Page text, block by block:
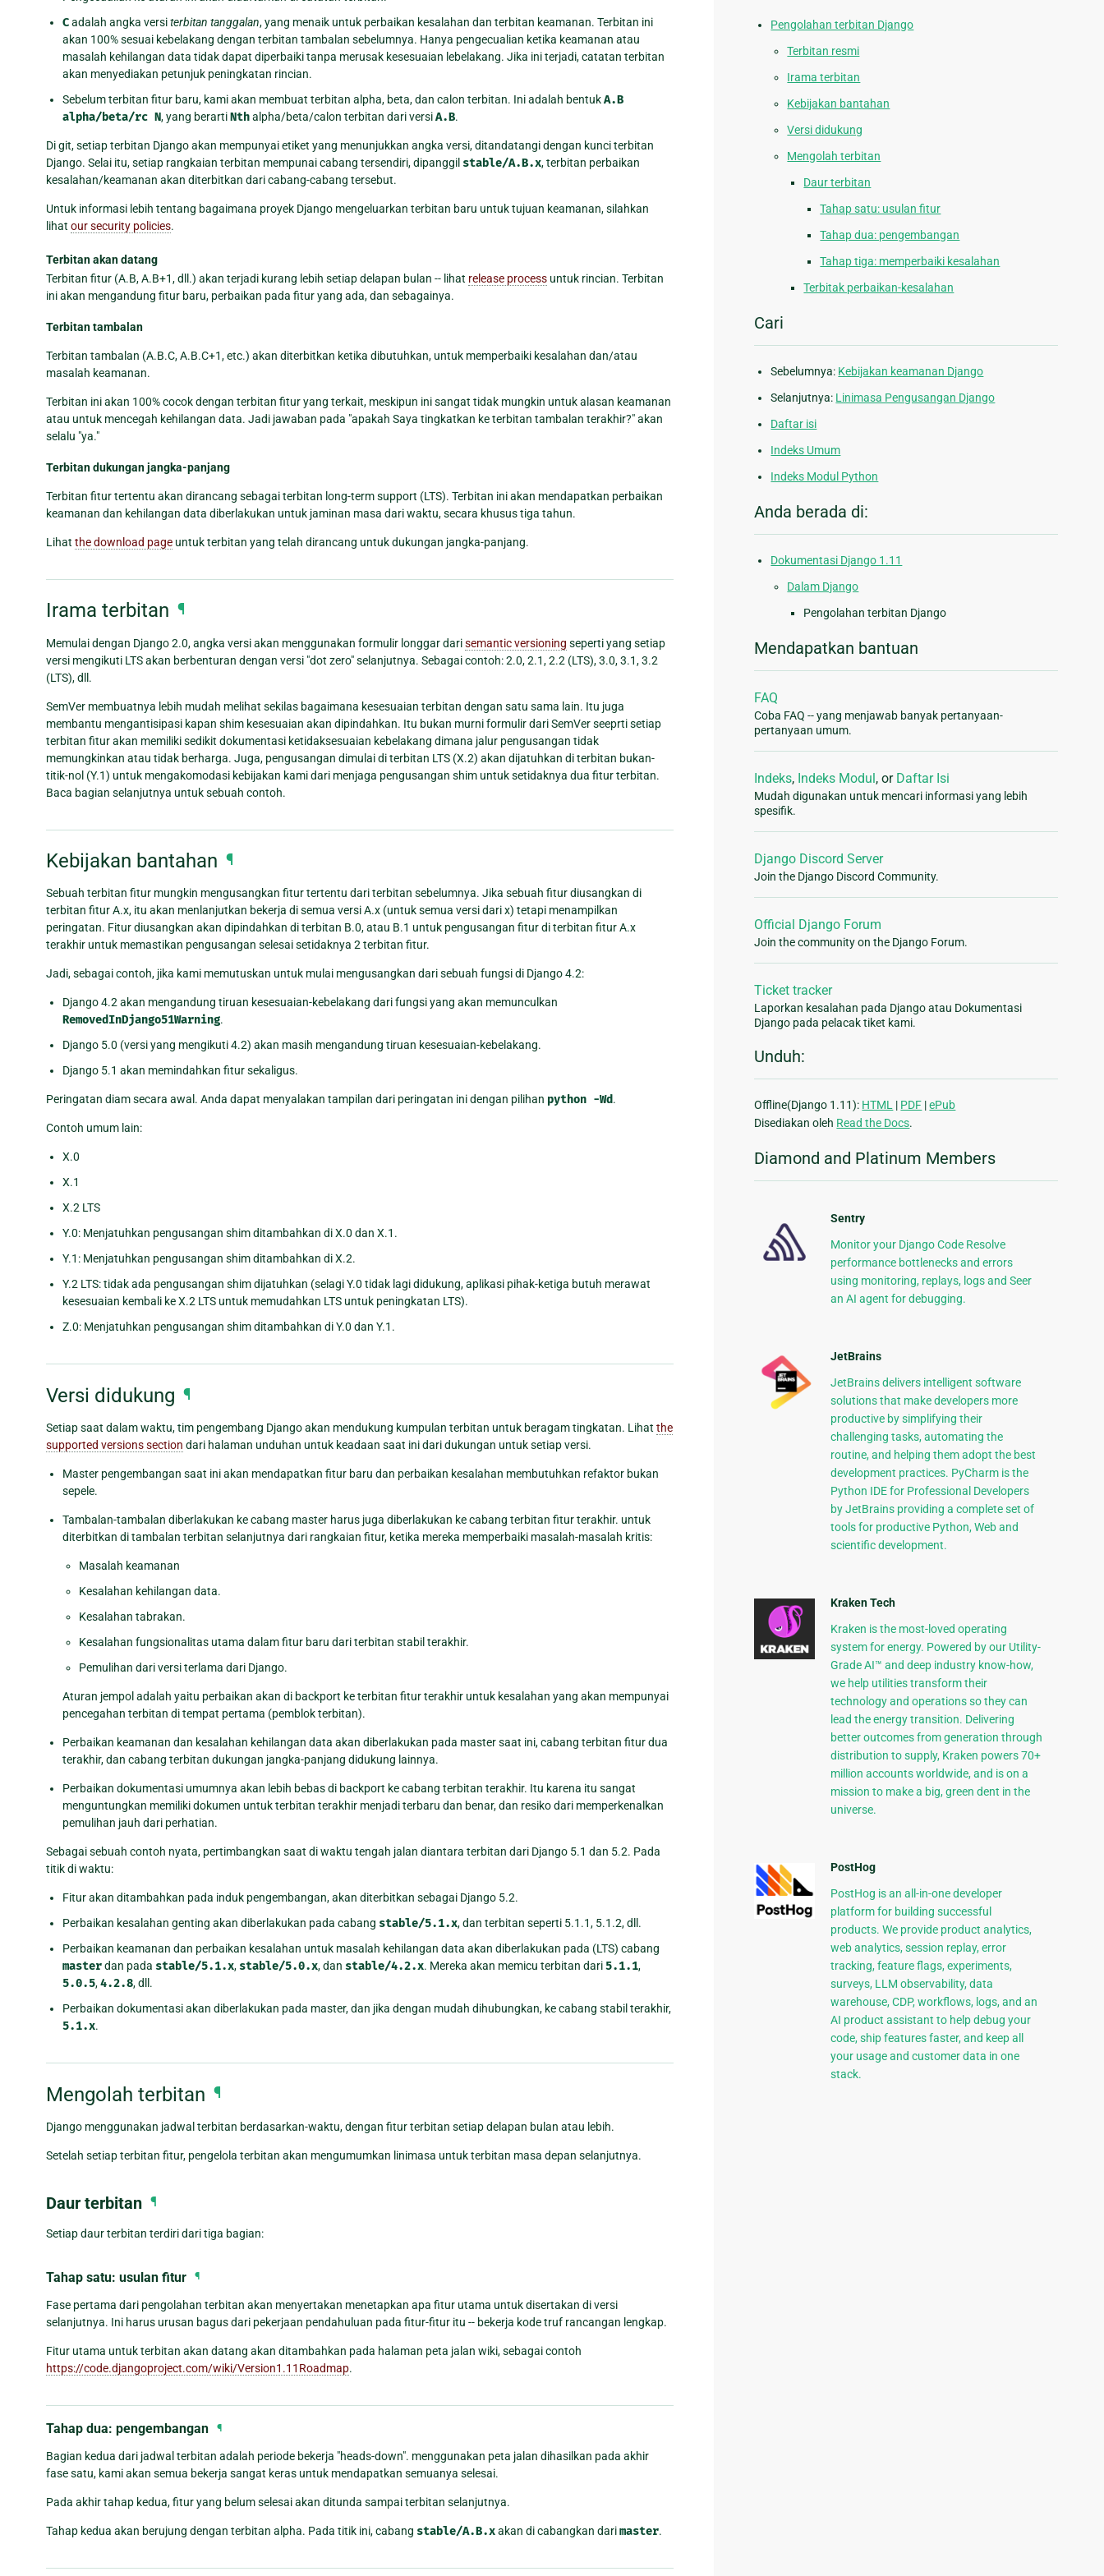
Cadalah angka versiterbitan tanggalan, yang menaik untuk perbaikan kesalahan dan terbitan keamanan. Terbitan ini
akan 100% sesuai kebelakang dengan terbitan tambalan sebelumnya. Hanya pengecualian ketika keamanan atau
masalah kehilangan data tidak dapat diperbaiki tanpa merusak kesesuaian lebelakang. Jika ini terjadi, catatan terbitan
akan menyediakan petunjuk peningkatan rincian.
Sebelum terbitan fitur baru, kami akan membuat terbitan alpha, beta, dan calon terbitan. Ini adalah bentukA.B
alpha/beta/rc N, yang berartiNthalpha/beta/calon terbitan dari versiA.B.
Di git, setiap terbitan Django akan mempunyai etiket yang menunjukkan angka versi, ditandatangi dengan kunci terbitan
Django. Selai itu, setiap rangkaian terbitan mempunai cabang tersendiri, dipanggil stable/A.B.x, terbitan perbaikan
kesalahan/keamanan akan diterbitkan dari cabang-cabang tersebut.
Untuk informasi lebih tentang bagaimana proyek Django mengeluarkan terbitan baru untuk tujuan keamanan, silahkan
lihat our security policies.
Terbitan akan datang
Terbitan fitur (A.B, A.B+1, dll.) akan terjadi kurang lebih setiap delapan bulan -- lihat release process untuk rincian. Terbitan
ini akan mengandung fitur baru, perbaikan pada fitur yang ada, dan sebagainya.
Terbitan tambalan
Terbitan tambalan (A.B.C, A.B.C+1, etc.) akan diterbitkan ketika dibutuhkan, untuk memperbaiki kesalahan dan/atau
masalah keamanan.
Terbitan ini akan 100% cocok dengan terbitan fitur yang terkait, meskipun ini sangat tidak mungkin untuk alasan keamanan
atau untuk mencegah kehilangan data. Jadi jawaban pada "apakah Saya tingkatkan ke terbitan tambalan terakhir?" akan
selalu "ya."
Terbitan dukungan jangka-panjang
Terbitan fitur tertentu akan dirancang sebagai terbitan long-term support (LTS). Terbitan ini akan mendapatkan perbaikan
keamanan dan kehilangan data diberlakukan untuk jaminan masa dari waktu, secara khusus tiga tahun.
Lihat the download page untuk terbitan yang telah dirancang untuk dukungan jangka-panjang.
Irama terbitan ¶
Memulai dengan Django 2.0, angka versi akan menggunakan formulir longgar darisemantic versioning seperti yang setiap
versi mengikuti LTS akan berbenturan dengan versi "dot zero" selanjutnya. Sebagai contoh: 2.0, 2.1, 2.2 (LTS), 3.0, 3.1, 3.2
(LTS), dll.
SemVer membuatnya lebih mudah melihat sekilas bagaimana kesesuaian terbitan dengan satu sama lain. Itu juga
membantu mengantisipasi kapan shim kesesuaian akan dipindahkan. Itu bukan murni formulir dari SemVer seeprti setiap
terbitan fitur akan memiliki sedikit dokumentasi ketidaksesuaian kebelakang dimana jalur pengusangan tidak
memungkinkan atau tidak berharga. Juga, pengusangan dimulai di terbitan LTS (X.2) akan dijatuhkan di terbitan bukan-
titik-nol (Y.1) untuk mengakomodasi kebijakan kami dari menjaga pengusangan shim untuk setidaknya dua fitur terbitan.
Baca bagian selanjutnya untuk sebuah contoh.
Kebijakan bantahan ¶
Sebuah terbitan fitur mungkin mengusangkan fitur tertentu dari terbitan sebelumnya. Jika sebuah fitur diusangkan di
terbitan fitur A.x, itu akan menlanjutkan bekerja di semua versi A.x (untuk semua versi dari x) tetapi menampilkan
peringatan. Fitur diusangkan akan dipindahkan di terbitan B.0, atau B.1 untuk pengusangan fitur di terbitan fitur A.x
terakhir untuk memastikan pengusangan selesai setidaknya 2 terbitan fitur.
Jadi, sebagai contoh, jika kami memutuskan untuk mulai mengusangkan dari sebuah fungsi di Django 4.2:
Django 4.2 akan mengandung tiruan kesesuaian-kebelakang dari fungsi yang akan memunculkan
RemovedInDjango51Warning.
Django 5.0 (versi yang mengikuti 4.2) akan masih mengandung tiruan kesesuaian-kebelakang.
Django 5.1 akan memindahkan fitur sekaligus.
Peringatan diam secara awal. Anda dapat menyalakan tampilan dari peringatan ini dengan pilihan python -Wd.
Contoh umum lain:
X.0
X.1
X.2 LTS
Y.0: Menjatuhkan pengusangan shim ditambahkan di X.0 dan X.1.
Y.1: Menjatuhkan pengusangan shim ditambahkan di X.2.
Y.2 LTS: tidak ada pengusangan shim dijatuhkan (selagi Y.0 tidak lagi didukung, aplikasi pihak-ketiga butuh merawat
kesesuaian kembali ke X.2 LTS untuk memudahkan LTS untuk peningkatan LTS).
Z.0: Menjatuhkan pengusangan shim ditambahkan di Y.0 dan Y.1.
Versi didukung ¶
Setiap saat dalam waktu, tim pengembang Django akan mendukung kumpulan terbitan untuk beragam tingkatan. Lihat the
supported versions section dari halaman unduhan untuk keadaan saat ini dari dukungan untuk setiap versi.
Master pengembangan saat ini akan mendapatkan fitur baru dan perbaikan kesalahan membutuhkan refaktor bukan
sepele.
Tambalan-tambalan diberlakukan ke cabang master harus juga diberlakukan ke cabang terbitan fitur terakhir. untuk
diterbitkan di tambalan terbitan selanjutnya dari rangkaian fitur, ketika mereka memperbaiki masalah-masalah kritis:
Masalah keamanan
Kesalahan kehilangan data.
Kesalahan tabrakan.
Kesalahan fungsionalitas utama dalam fitur baru dari terbitan stabil terakhir.
Pemulihan dari versi terlama dari Django.
Aturan jempol adalah yaitu perbaikan akan di backport ke terbitan fitur terakhir untuk kesalahan yang akan mempunyai
pencegahan terbitan di tempat pertama (pemblok terbitan).
Perbaikan keamanan dan kesalahan kehilangan data akan diberlakukan pada master saat ini, cabang terbitan fitur dua
terakhir, dan cabang terbitan dukungan jangka-panjang didukung lainnya.
Perbaikan dokumentasi umumnya akan lebih bebas di backport ke cabang terbitan terakhir. Itu karena itu sangat
menguntungkan memiliki dokumen untuk terbitan terakhir menjadi terbaru dan benar, dan resiko dari memperkenalkan
pemulihan jauh dari perhatian.
Sebagai sebuah contoh nyata, pertimbangkan saat di waktu tengah jalan diantara terbitan dari Django 5.1 dan 5.2. Pada
titik di waktu:
Fitur akan ditambahkan pada induk pengembangan, akan diterbitkan sebagai Django 5.2.
Perbaikan kesalahan genting akan diberlakukan pada cabang stable/5.1.x, dan terbitan seperti 5.1.1, 5.1.2, dll.
Perbaikan keamanan dan perbaikan kesalahan untuk masalah kehilangan data akan diberlakukan pada (LTS) cabang
masterdan pada stable/5.1.x, stable/5.0.x, dan stable/4.2.x. Mereka akan memicu terbitan dari5.1.1,
5.0.5,4.2.8, dll.
Perbaikan dokumentasi akan diberlakukan pada master, dan jika dengan mudah dihubungkan, ke cabang stabil terakhir,
5.1.x.
Mengolah terbitan ¶
Django menggunakan jadwal terbitan berdasarkan-waktu, dengan fitur terbitan setiap delapan bulan atau lebih.
Setelah setiap terbitan fitur, pengelola terbitan akan mengumumkan linimasa untuk terbitan masa depan selanjutnya.
Daur terbitan ¶
Setiap daur terbitan terdiri dari tiga bagian:
Tahap satu: usulan fitur ¶
Fase pertama dari pengolahan terbitan akan menyertakan menetapkan apa fitur utama untuk disertakan di versi
selanjutnya. Ini harus urusan bagus dari pekerjaan pendahuluan pada fitur-fitur itu -- bekerja kode truf rancangan lengkap.
Fitur utama untuk terbitan akan datang akan ditambahkan pada halaman peta jalan wiki, sebagai contoh
https://code.djangoproject.com/wiki/Version1.11Roadmap.
Tahap dua: pengembangan ¶
Bagian kedua dari jadwal terbitan adalah periode bekerja "heads-down". menggunakan peta jalan dihasilkan pada akhir
fase satu, kami akan semua bekerja sangat keras untuk mendapatkan semuanya selesai.
Pada akhir tahap kedua, fitur yang belum selesai akan ditunda sampai terbitan selanjutnya.
Tahap kedua akan berujung dengan terbitan alpha. Pada titik ini, cabang stable/A.B.xakan di cabangkan darimaster.
Pengolahan terbitan Django
Terbitan resmi
Irama terbitan
Kebijakan bantahan
Versi didukung
Mengolah terbitan
Daur terbitan
Tahap satu: usulan fitur
Tahap dua: pengembangan
Tahap tiga: memperbaiki kesalahan
Terbitak perbaikan-kesalahan
Cari
Sebelumnya: Kebijakan keamanan Django
Selanjutnya: Linimasa Pengusangan Django
Daftar isi
Indeks Umum
Indeks Modul Python
Anda berada di:
Dokumentasi Django 1.11
Dalam Django
Pengolahan terbitan Django
Mendapatkan bantuan
FAQ
Coba FAQ -- yang menjawab banyak pertanyaan-
pertanyaan umum.
Indeks, Indeks Modul , or Daftar Isi
Mudah digunakan untuk mencari informasi yang lebih
spesifik.
Django Discord Server
Join the Django Discord Community.
Official Django Forum
Join the community on the Django Forum.
Ticket tracker
Laporkan kesalahan pada Django atau Dokumentasi
Django pada pelacak tiket kami.
Unduh:
Offline(Django 1.11): HTML | PDF |ePub
Disediakan oleh Read the Docs.
Diamond and Platinum Members
Sentry
Monitor your Django Code Resolve
performance bottlenecks and errors
using monitoring, replays, logs and Seer
an AI agent for debugging.
JetBrains
JetBrains delivers intelligent software
solutions that make developers more
productive by simplifying their
challenging tasks, automating the
routine, and helping them adopt the best
development practices. PyCharm is the
Python IDE for Professional Developers
by JetBrains providing a complete set of
tools for productive Python, Web and
scientific development.
Kraken Tech
Kraken is the most-loved operating
system for energy. Powered by our Utility-
Grade AI™ and deep industry know-how,
we help utilities transform their
technology and operations so they can
lead the energy transition. Delivering
better outcomes from generation through
distribution to supply, Kraken powers 70+
million accounts worldwide, and is on a
mission to make a big, green dent in the
universe.
PostHog
PostHog is an all-in-one developer
platform for building successful
products. We provide product analytics,
web analytics, session replay, error
tracking, feature flags, experiments,
surveys, LLM observability, data
warehouse, CDP, workflows, logs, and an
AI product assistant to help debug your
code, ship features faster, and keep all
your usage and customer data in one
stack.